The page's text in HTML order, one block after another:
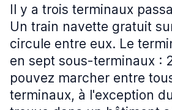
Il y a trois terminaux
Un train navette gratuit
circule entre eux. Le
en sept sous-terminaux :
pouvez marcher entre
terminaux, à l'exception